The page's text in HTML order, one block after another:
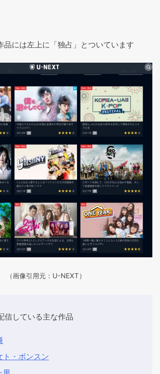
には左上に「独占」とついています
（画像引用元：U-NEXT）
している主な作品
ト・ボンスン